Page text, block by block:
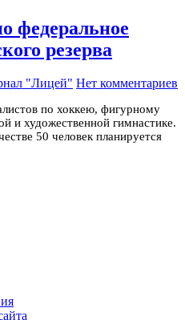
федеральное
резерва
"Лицей" Нет комментариев
по хоккею, фигурному
и художественной гимнастике.
50 человек планируется